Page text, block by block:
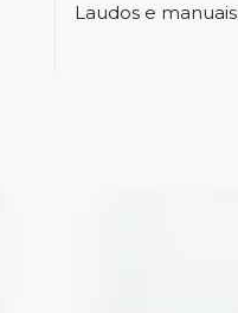
Laudos e manuais